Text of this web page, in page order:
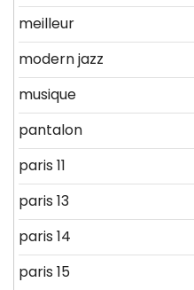
meilleur
modern jazz
musique
pantalon
paris 11
paris 13
paris 14
paris 15